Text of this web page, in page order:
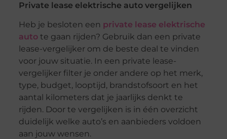
Private lease elektrische auto vergelijken
Heb je besloten een private lease elektrische
autote gaan rijden? Gebruik dan een private
lease-vergelijker om de beste deal te vinden
voor jouw situatie. In een private lease-
vergelijker filter je onder andere op het merk,
type, budget, looptijd, brandstofsoort en het
aantal kilometers dat je jaarlijks denkt te
rijden. Door te vergelijken is in één overzicht
duidelijk welke auto’s en aanbieders voldoen
aan jouw wensen.